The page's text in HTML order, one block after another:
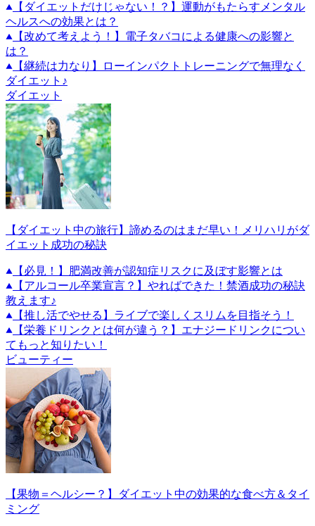
【ダイエットだけじゃない！？】運動がもたらすメンタル
ヘルスへの効果とは？
【改めて考えよう！】電子タバコによる健康への影響と
は？
【継続は力なり】ローインパクトトレーニングで無理なく
ダイエット♪
ダイエット
【ダイエット中の旅行】諦めるのはまだ早い！メリハリがダ
イエット成功の秘訣
【必見！】肥満改善が認知症リスクに及ぼす影響とは
【アルコール卒業宣言？】やればできた！禁酒成功の秘訣
教えます♪
【推し活でやせる】ライブで楽しくスリムを目指そう！
【栄養ドリンクとは何が違う？】エナジードリンクについ
てもっと知りたい！
ビューティー
【果物＝ヘルシー？】ダイエット中の効果的な食べ方＆タイ
ミング